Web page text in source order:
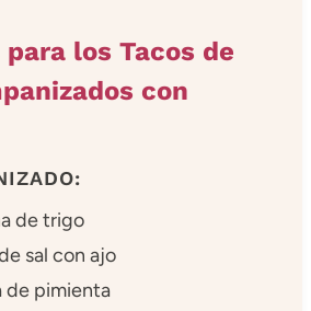
los Tacos de
con
de trigo
sal con ajo
pimienta